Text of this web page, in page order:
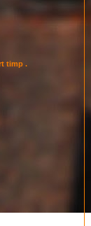
timp .